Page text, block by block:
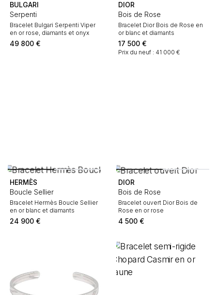
BULGARI
Serpenti
Bracelet Bulgari Serpenti Viper
en or rose, diamants et onyx
49 800 €
DIOR
Bois de Rose
Bracelet Dior Bois de Rose en
or blanc et diamants
17 500 €
Prix du neuf : 41 000 €
HERMÈS
Boucle Sellier
Bracelet Hermès Boucle Sellier
en or blanc et diamants
24 900 €
DIOR
Bois de Rose
Bracelet ouvert Dior Bois de
Rose en or rose
4 500 €